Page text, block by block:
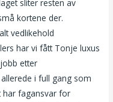
sliter resten av
kortene der.
vedlikehold
har vi fått Tonje luxus
etter
i full gang som
har fagansvar for